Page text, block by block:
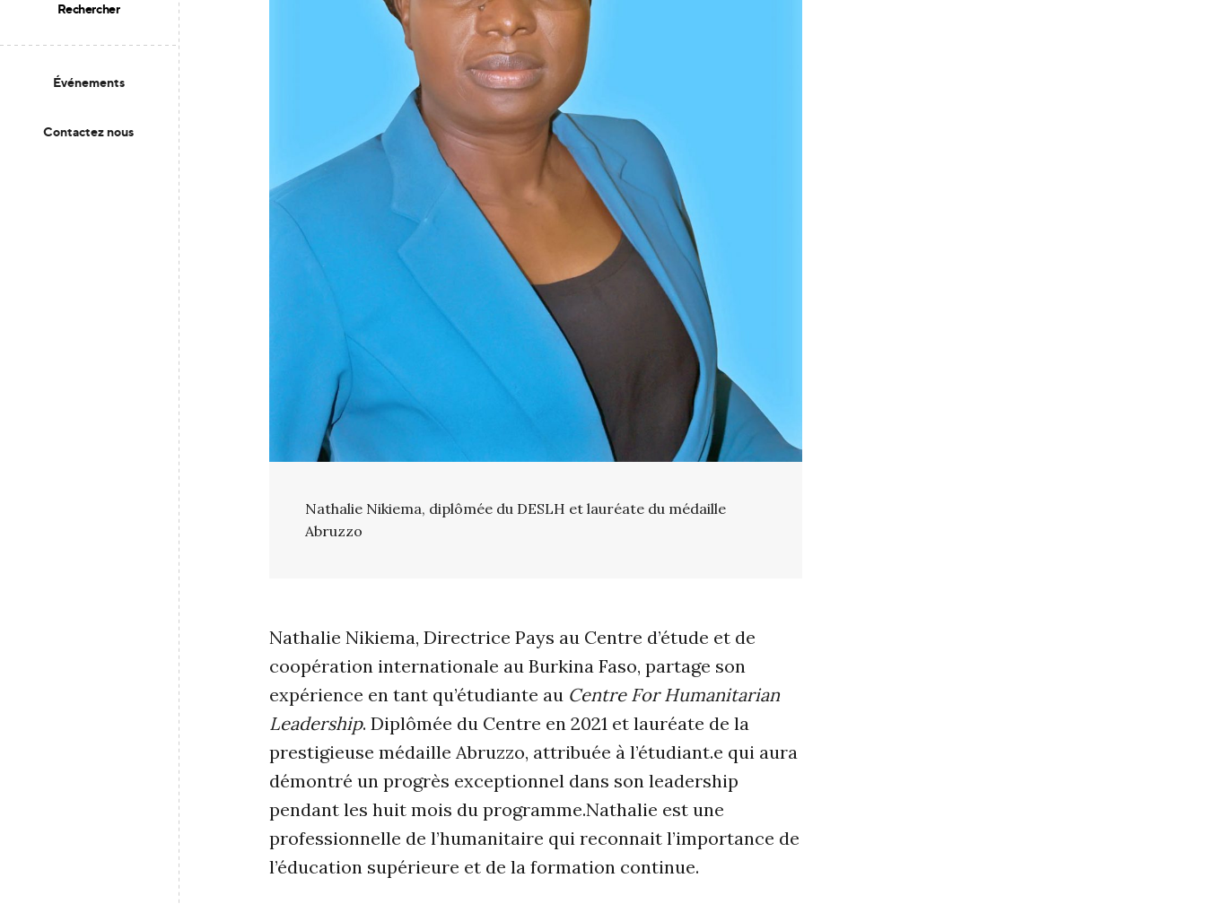
Événements
Contactez nous
Rechercher
Nathalie Nikiema, diplômée du DESLH et lauréate du médaille
Abruzzo
Nathalie Nikiema, Directrice Pays au Centre d’étude et de
coopération internationale au Burkina Faso, partage son
expérience en tant qu’étudiante au Centre For Humanitarian
Leadership. Diplômée du Centre en 2021 et lauréate de la
prestigieuse médaille Abruzzo, attribuée à l’étudiant.e qui aura
démontré un progrès exceptionnel dans son leadership
pendant les huit mois du programme.Nathalie est une
professionnelle de l’humanitaire qui reconnait l’importance de
l’éducation supérieure et de la formation continue.